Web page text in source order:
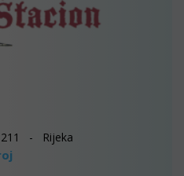
- Rijeka